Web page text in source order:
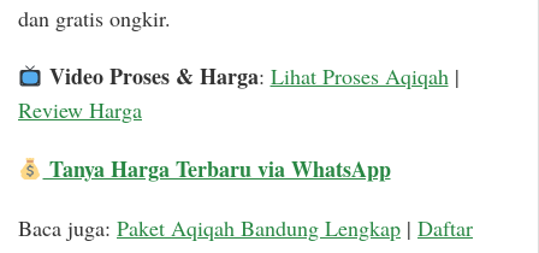
dan gratis ongkir.
Video Proses & Harga: Lihat Proses Aqiqah|
Review Harga
Tanya Harga Terbaru via WhatsApp
Baca juga: Paket Aqiqah Bandung Lengkap | Daftar